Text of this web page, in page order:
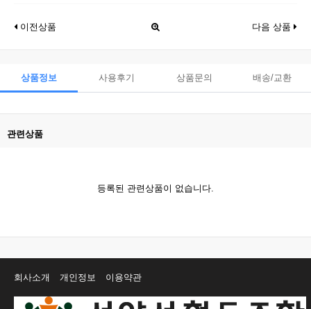
이전상품 다음 상품
상품정보 사용후기 상품문의 배송/교환
관련상품
등록된 관련상품이 없습니다.
회사소개 개인정보 이용약관